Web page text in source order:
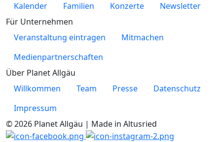
Kalender Familien Konzerte
Newsletter
Für Unternehmen
Veranstaltung eintragen
Mitmachen
Medienpartnerschaften
Über Planet Allgäu
Willkommen
Team Presse
Datenschutz
Impressum
© 2026 Planet Allgäu | Made in Altusried